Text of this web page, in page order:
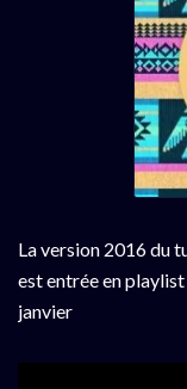
La version 2016 du
est entrée en
janvier